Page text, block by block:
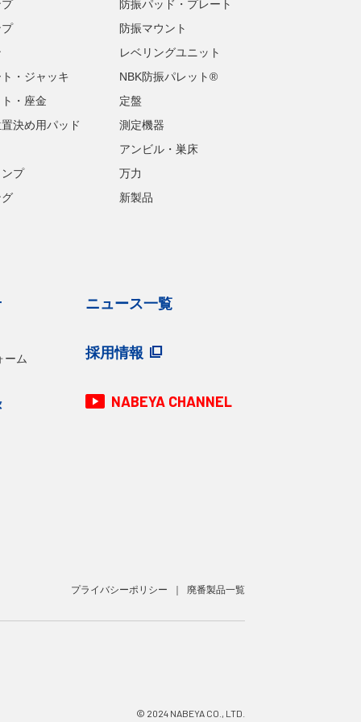
・ジャッキ
・座金
決め用パッド
プ
防振パッド・プレート
防振マウント
レベリングユニット
NBK防振パレット®
定盤
測定機器
アンビル・巣床
万力
新製品
ーム
ニュース一覧
採用情報
NABEYA CHANNEL
プライバシーポリシー 廃番製品一覧
© 2024 NABEYA CO., LTD.